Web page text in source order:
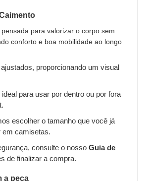
para valorizar o corpo sem
conforto e boa mobilidade ao longo
proporcionando um visual
para usar por dentro ou por fora
escolher o tamanho que você já
em camisetas.
consulte o nosso Guia de
de finalizar a compra.
a peça